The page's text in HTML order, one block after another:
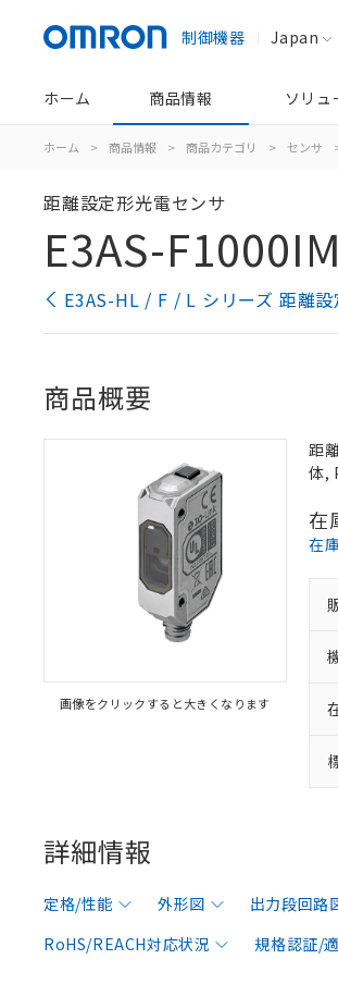
制御機器 Japan
ホーム 商品情報 ソリュ
ホーム > 商品情報 > 商品カテゴリ > センサ
距離設定形光電センサ
E3AS-
E3AS-HL / F / L シリーズ 距離
商品概要
画像をクリックすると大きくなります
距
体,
在
在
詳細情報
定格/性能 外形図 出力段回路
RoHS/REACH対応状況
規格認証/